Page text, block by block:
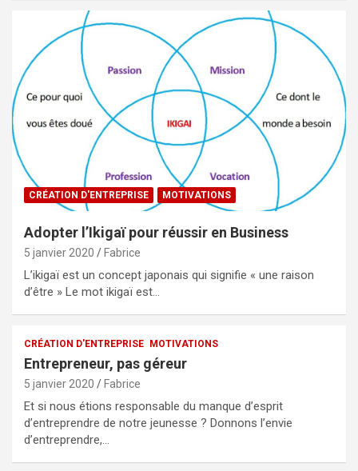
CRÉATION D'ENTREPRISE MOTIVATIONS
Adopter l’Ikigaï pour réussir en Business
5 janvier 2020 Fabrice
L’ikigaï est un concept japonais qui signifie « une raison
d’être » Le mot ikigaï est…
CRÉATION D'ENTREPRISE MOTIVATIONS
Entrepreneur, pas géreur
5 janvier 2020 Fabrice
Et si nous étions responsable du manque d’esprit
d’entreprendre de notre jeunesse ? Donnons l’envie
d’entreprendre,…